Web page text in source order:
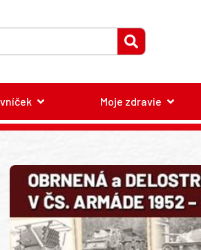
Moje zdravie